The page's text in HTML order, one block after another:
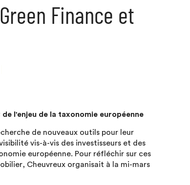
Finance et
l'enjeu de la taxonomie européenne
de nouveaux outils pour leur
vis-à-vis des investisseurs et des
européenne. Pour réfléchir sur ces
Cheuvreux organisait à la mi-mars